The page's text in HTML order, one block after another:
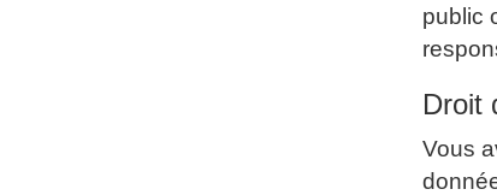
public
Droit
Vous